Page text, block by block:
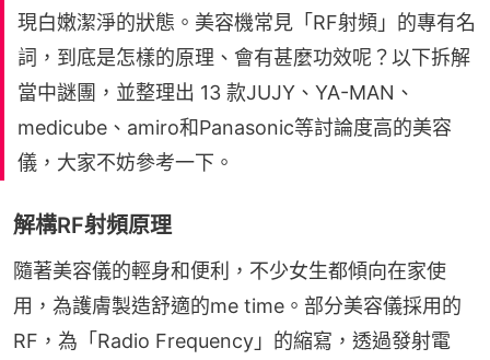
現白嫩潔淨的狀態。美容機常見「RF射頻」的專有名
詞，到底是怎樣的原理、會有甚麼功效呢？以下拆解
當中謎團，並整理出 13 款JUJY、YA-MAN、
medicube、amiro和Panasonic等討論度高的美容
儀，大家不妨參考一下。
解構RF射頻原理
隨著美容儀的輕身和便利，不少女生都傾向在家使
用，為護膚製造舒適的me time。部分美容儀採用的
RF，為「Radio Frequency」的縮寫，透過發射電